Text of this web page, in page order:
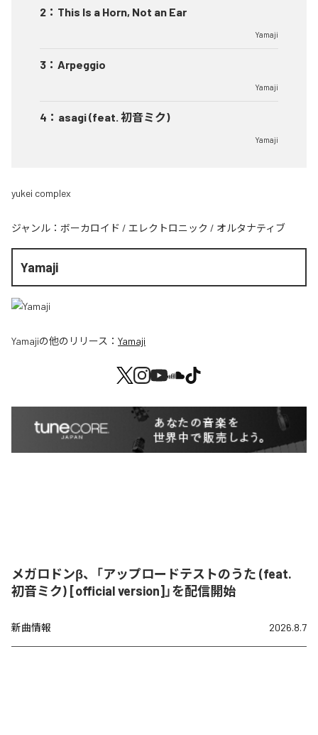
2 ： This Is a Horn, Not an Ear
Yamaji
3 ： Arpeggio
Yamaji
4 ： asagi (feat. 初音ミク)
Yamaji
yukei complex
ジャンル： ボーカロイド / エレクトロニック / オルタナティブ
Yamaji
Yamajiの他のリリース： Yamaji
メガロドンβ、「アップロードテストのうた (feat.
初音ミク) [official version]」を配信開始
新曲情報 2026.8.7